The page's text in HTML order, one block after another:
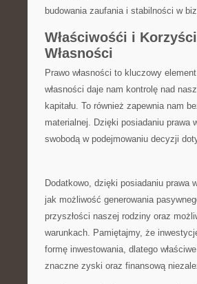
budowania zaufania i ⁤stabilności w
Właściwośći i
Własności
Prawo własności to kluczowy
własności daje nam kontrolę ⁤nad
kapitału. To⁣ również zapewnia nam​
⁢materialnej. ⁢Dzięki posiadaniu prawa
swobodą⁢ w podejmowaniu decyzji
Dodatkowo, dzięki posiadaniu
jak możliwość generowania
przyszłości naszej rodziny oraz
warunkach. Pamiętajmy, że
formę inwestowania, dlatego
znaczne zyski ​oraz finansową